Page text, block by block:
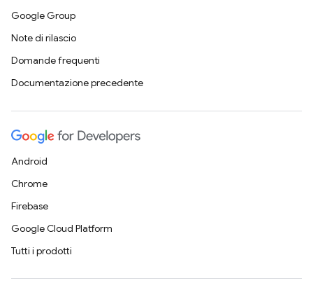
Google Group
Note di rilascio
Domande frequenti
Documentazione precedente
Android
Chrome
Firebase
Google Cloud Platform
Tutti i prodotti